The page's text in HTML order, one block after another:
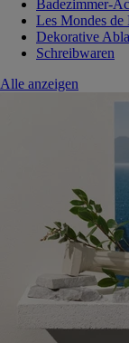
Badezimmer-
Les Mondes de
Dekorative
Schreibwaren
Alle anzeigen